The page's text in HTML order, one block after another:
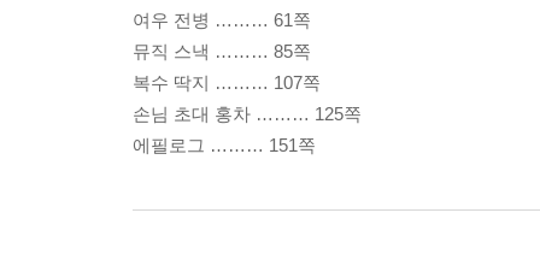
여우 전병 ……… 61쪽
뮤직 스낵 ……… 85쪽
복수 딱지 ……… 107쪽
손님 초대 홍차 ……… 125쪽
에필로그 ……… 151쪽